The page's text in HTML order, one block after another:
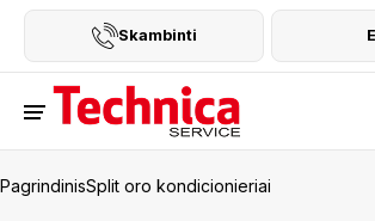
Skambinti
PagrindinisSplit oro kondicionieriai